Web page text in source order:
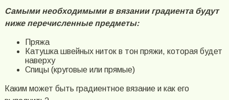
Самыми необходимыми в вязании градиента будут
ниже перечисленные предметы:
Пряжа
Катушка швейных ниток в тон пряжи, которая будет
наверху
Спицы (круговые или прямые)
Каким может быть градиентное вязание и как его